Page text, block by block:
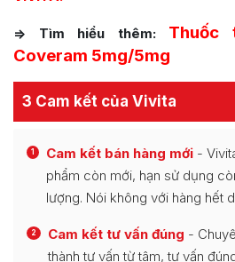
=> Tìm hiểu thêm: Thuốc
Coveram 5mg/5mg
3 Cam kết của Vivita
1 Cam kết bán hàng mới -
phẩm còn mới, hạn sử dụng
lượng. Nói không với hàng hết
2 Cam kết tư vấn đúng -
thành tư vấn từ tâm, tư vấn